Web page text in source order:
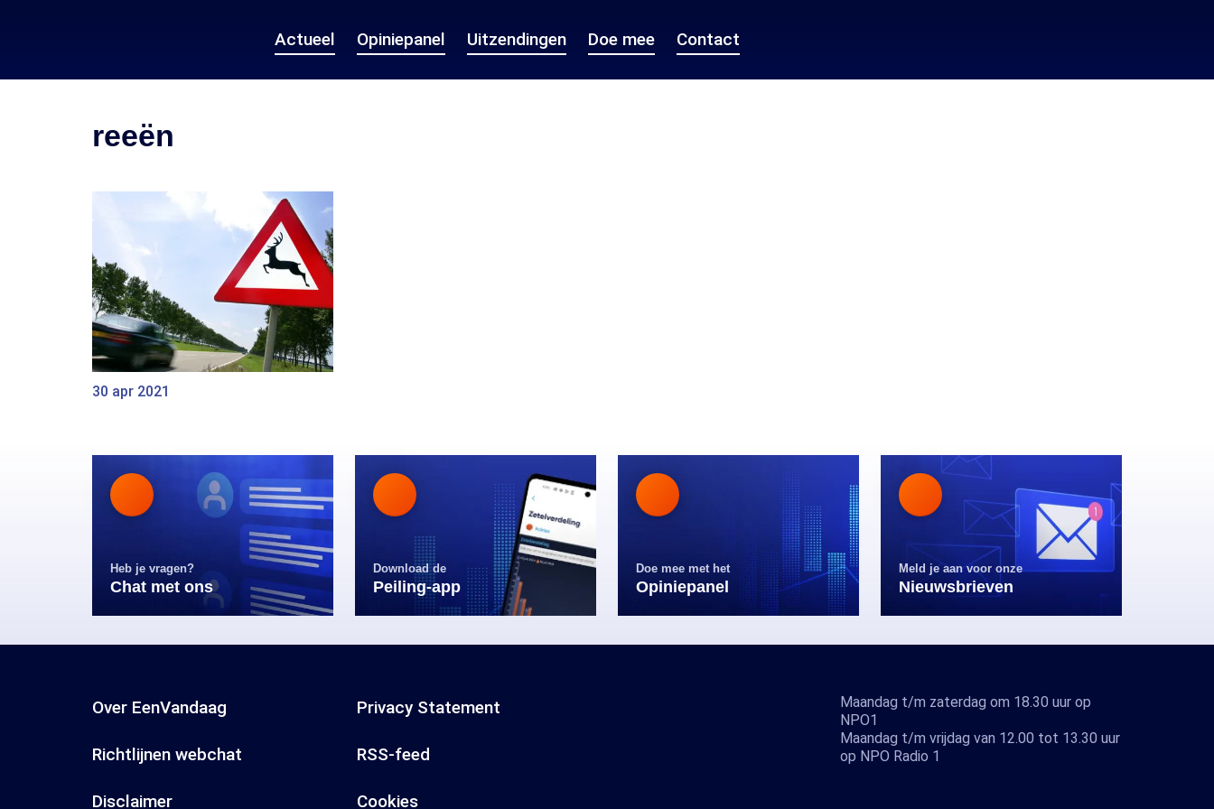
Actueel Opiniepanel Uitzendingen Doe mee Contact
reeën
30 apr 2021
Heb je vragen?
Chat met ons
Download de
Peiling-app
Doe mee met het
Opiniepanel
Meld je aan voor onze
Nieuwsbrieven
Over EenVandaag Privacy Statement
Richtlijnen webchat RSS-feed
Disclaimer Cookies
Maandag t/m zaterdag om 18.30 uur op
NPO1
Maandag t/m vrijdag van 12.00 tot 13.30 uur
op NPO Radio 1